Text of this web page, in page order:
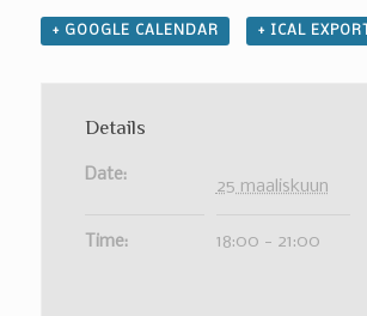
+ GOOGLE CALENDAR + ICAL EXPORT
Details
Date:
25 maaliskuun
Time: 18:00 - 21:00